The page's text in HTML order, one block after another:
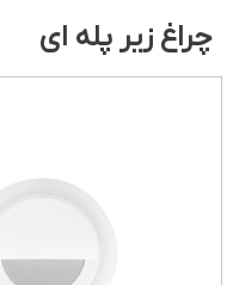
چراغ زیر پله‌ ای